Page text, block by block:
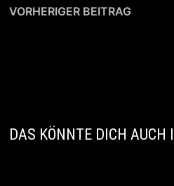
Beitragsnavigation
VORHERIGER BEITRAG
DAS KÖNNTE DICH AUCH